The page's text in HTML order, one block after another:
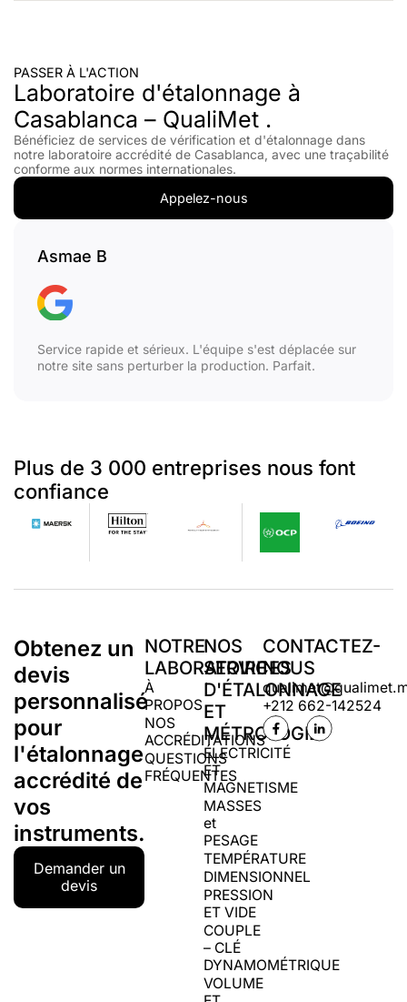
PASSER À L'ACTION
Laboratoire d'étalonnage à
Casablanca – QualiMet .
Bénéficiez de services de vérification et d'étalonnage dans
notre laboratoire accrédité de Casablanca, avec une traçabilité
conforme aux normes internationales.
Appelez-nous
Asmae B
Service rapide et sérieux. L'équipe s'est déplacée sur
notre site sans perturber la production. Parfait.
Plus de 3 000 entreprises nous font
confiance
Obtenez un
devis
personnalisé
pour
l'étalonnage
accrédité de
vos
instruments.
Demander un
devis
NOTRE
LABORATOIRE
À
PROPOS
NOS
ACCRÉDITATIONS
QUESTIONS
FRÉQUENTES
NOS
SERVICES
D'ÉTALONNAGE
ET
MÉTROLOGIE
ÉLECTRICITÉ
ET
MAGNETISME
MASSES
et
PESAGE
TEMPÉRATURE
DIMENSIONNEL
PRESSION
ET VIDE
COUPLE
– CLÉ
DYNAMOMÉTRIQUE
VOLUME
CONTACTEZ-
NOUS
+212 662-142524